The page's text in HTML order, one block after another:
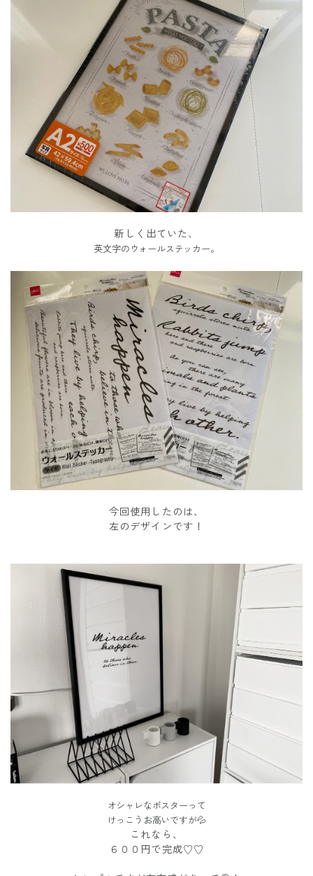
新しく出ていた、
英文字のウォールステッカー。
今回使用したのは、
左のデザインです！
オシャレなポスターって
けっこうお高いですが💦
これなら、
６００円で完成♡♡